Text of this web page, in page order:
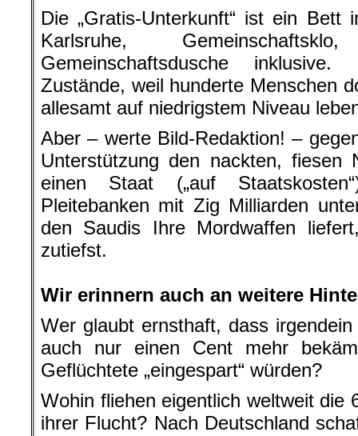
Die „Gratis-Unterkunft“ ist ein Bett
Karlsruhe, Gemeinschaftsklo,
Gemeinschaftsdusche inklusive.
Zustände, weil hunderte Menschen
allesamt auf niedrigstem Niveau
Aber – werte Bild-Redaktion! –
Unterstützung den nackten, fiesen
einen Staat („auf
Pleitebanken mit Zig Milliarden
den Saudis Ihre Mordwaffen
zutiefst.
Wir erinnern auch an weitere
Wer glaubt ernsthaft, dass
auch nur einen Cent mehr
Geflüchtete „eingespart“ würden?
Wohin fliehen eigentlich weltweit die
ihrer Flucht? Nach Deutschland